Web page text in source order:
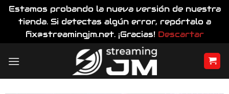
Estamos probando la nueva versión de nuestra
tienda. Si detectas algún error, repórtalo a
fix@streamingjm.net. ¡Gracias! Descartar